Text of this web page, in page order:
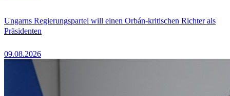
Ungarns Regierungspartei will einen Orbán-kritischen Richter als
Präsidenten
09.08.2026